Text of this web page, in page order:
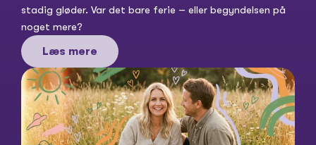
stadig gløder. Var det bare ferie – eller begyndelsen på
noget mere?
Læs mere